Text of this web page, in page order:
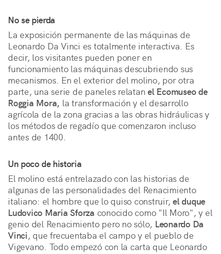
No se pierda
La exposición permanente de las máquinas de
Leonardo Da Vinci es totalmente interactiva. Es
decir, los visitantes pueden poner en
funcionamiento las máquinas descubriendo sus
mecanismos. En el exterior del molino, por otra
parte, una serie de paneles relatan el Ecomuseo de
Roggia Mora, la transformación y el desarrollo
agrícola de la zona gracias a las obras hidráulicas y
los métodos de regadío que comenzaron incluso
antes de 1400.
Un poco de historia
El molino está entrelazado con las historias de
algunas de las personalidades del Renacimiento
italiano: el hombre que lo quiso construir, el duque
Ludovico Maria Sforza conocido como "Il Moro", y el
genio del Renacimiento pero no sólo, Leonardo Da
Vinci, que frecuentaba el campo y el pueblo de
Vigevano. Todo empezó con la carta que Leonardo